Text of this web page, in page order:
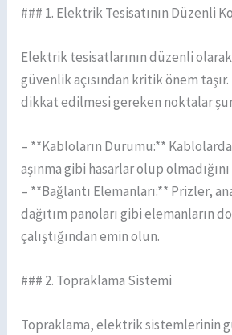
### 1. Elektrik Tesisatının Düzenli
Elektrik tesisatlarının düzenli
güvenlik açısından kritik önem taşır.
dikkat edilmesi gereken noktalar
– **Kabloların Durumu:**
aşınma gibi hasarlar olup
– **Bağlantı Elemanları:** Prizler,
dağıtım panoları gibi elemanların
çalıştığından emin olun.
### 2. Topraklama Sistemi
Topraklama, elektrik sistemlerinin